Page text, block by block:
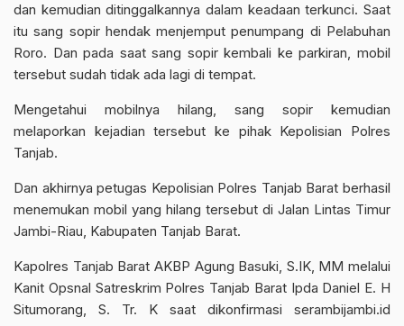
dan kemudian ditinggalkannya dalam keadaan terkunci. Saat
itu sang sopir hendak menjemput penumpang di Pelabuhan
Roro. Dan pada saat sang sopir kembali ke parkiran, mobil
tersebut sudah tidak ada lagi di tempat.
Mengetahui mobilnya hilang, sang sopir kemudian
melaporkan kejadian tersebut ke pihak Kepolisian Polres
Tanjab.
Dan akhirnya petugas Kepolisian Polres Tanjab Barat berhasil
menemukan mobil yang hilang tersebut di Jalan Lintas Timur
Jambi-Riau, Kabupaten Tanjab Barat.
Kapolres Tanjab Barat AKBP Agung Basuki, S.IK, MM melalui
Kanit Opsnal Satreskrim Polres Tanjab Barat Ipda Daniel E. H
Situmorang, S. Tr. K saat dikonfirmasi serambijambi.id